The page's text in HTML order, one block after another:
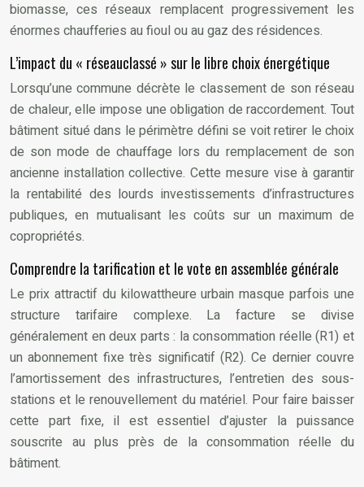
biomasse, ces réseaux remplacent progressivement les
énormes chaufferies au fioul ou au gaz des résidences.
L’impact du « réseauclassé » sur le libre choix énergétique
Lorsqu’une commune décrète le classement de son réseau
de chaleur, elle impose une obligation de raccordement. Tout
bâtiment situé dans le périmètre défini se voit retirer le choix
de son mode de chauffage lors du remplacement de son
ancienne installation collective. Cette mesure vise à garantir
la rentabilité des lourds investissements d’infrastructures
publiques, en mutualisant les coûts sur un maximum de
copropriétés.
Comprendre la tarification et le vote en assemblée générale
Le prix attractif du kilowattheure urbain masque parfois une
structure tarifaire complexe. La facture se divise
généralement en deux parts : la consommation réelle (R1) et
un abonnement fixe très significatif (R2). Ce dernier couvre
l’amortissement des infrastructures, l’entretien des sous-
stations et le renouvellement du matériel. Pour faire baisser
cette part fixe, il est essentiel d’ajuster la puissance
souscrite au plus près de la consommation réelle du
bâtiment.